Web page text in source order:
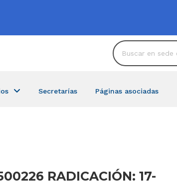
Secretarías Páginas asociadas
RADICACIÓN: 17-